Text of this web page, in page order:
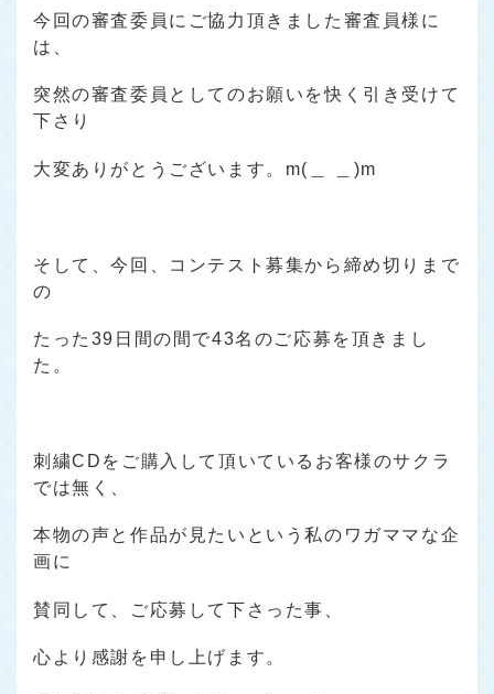
今回の審査委員にご協力頂きました審査員様に
は、
突然の審査委員としてのお願いを快く引き受けて
下さり
大変ありがとうございます。m(＿ ＿)m
そして、今回、コンテスト募集から締め切りまで
の
たった39日間の間で43名のご応募を頂きまし
た。
刺繍CDをご購入して頂いているお客様のサクラ
では無く、
本物の声と作品が見たいという私のワガママな企
画に
賛同して、ご応募して下さった事、
心より感謝を申し上げます。